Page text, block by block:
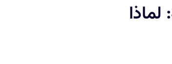
العملات المشفّرة تحظى أخيرًا بلحظة مؤشر S&P 500: لماذا